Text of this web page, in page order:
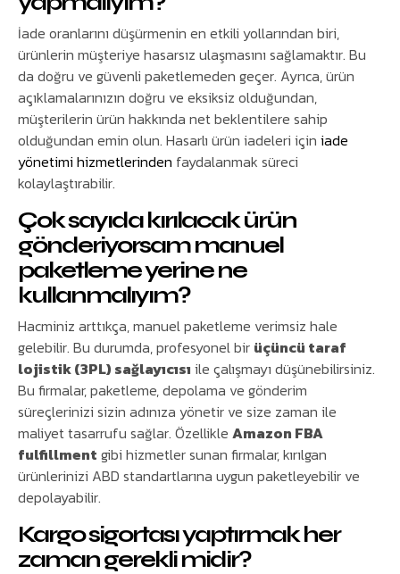
İade oranlarını düşürmenin en etkili yollarından biri,
ürünlerin müşteriye hasarsız ulaşmasını sağlamaktır. Bu
da doğru ve güvenli paketlemeden geçer. Ayrıca, ürün
açıklamalarınızın doğru ve eksiksiz olduğundan,
müşterilerin ürün hakkında net beklentilere sahip
olduğundan emin olun. Hasarlı ürün iadeleri için iade
yönetimi hizmetlerinden faydalanmak süreci
kolaylaştırabilir.
Çok sayıda kırılacak ürün
gönderiyorsam manuel
paketleme yerine ne
kullanmalıyım?
Hacminiz arttıkça, manuel paketleme verimsiz hale
gelebilir. Bu durumda, profesyonel bir üçüncü taraf
lojistik (3PL) sağlayıcısı ile çalışmayı düşünebilirsiniz.
Bu firmalar, paketleme, depolama ve gönderim
süreçlerinizi sizin adınıza yönetir ve size zaman ile
maliyet tasarrufu sağlar. Özellikle Amazon FBA
fulfillment gibi hizmetler sunan firmalar, kırılgan
ürünlerinizi ABD standartlarına uygun paketleyebilir ve
depolayabilir.
Kargo sigortası yaptırmak her
zaman gerekli midir?